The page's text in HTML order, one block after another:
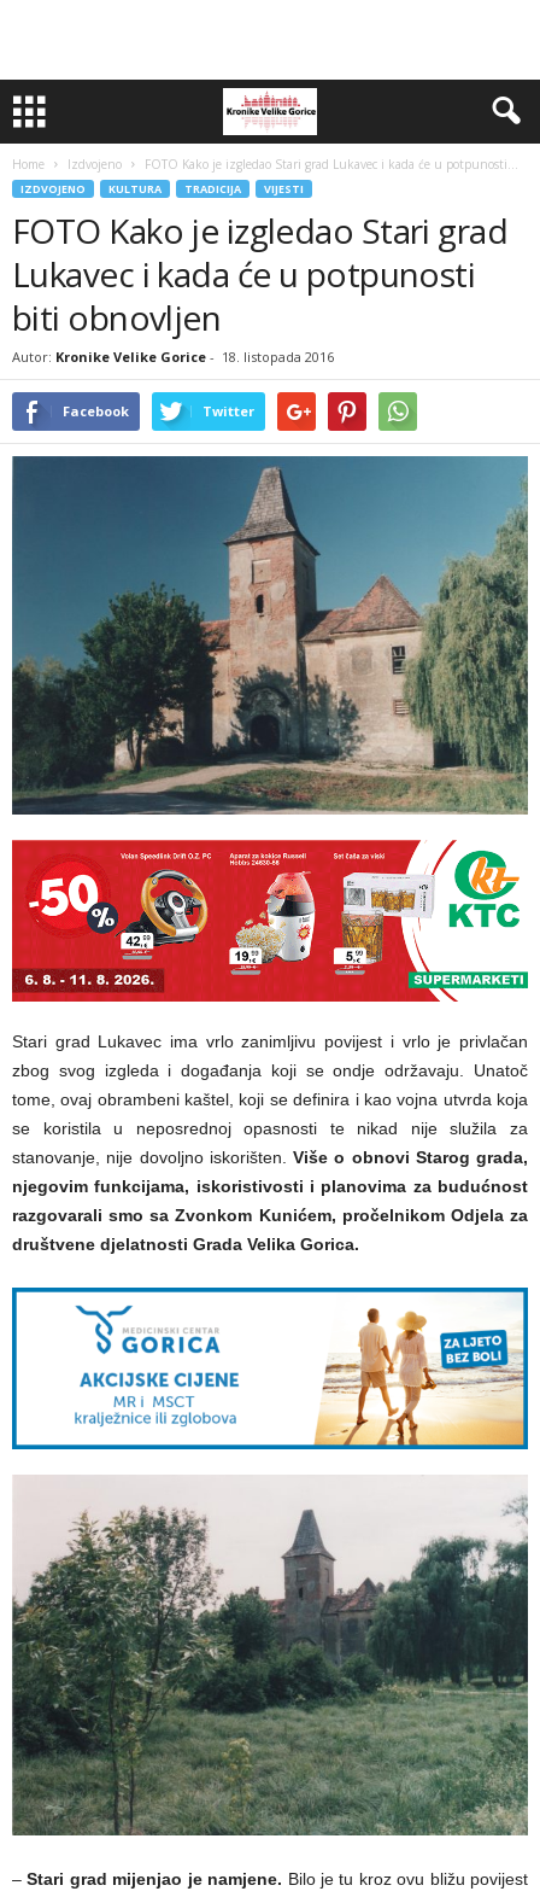
Home Izdvojeno FOTO Kako je izgledao Stari grad Lukavec i kada će u potpunosti...
IZDVOJENO KULTURA TRADICIJA VIJESTI
FOTO Kako je izgledao Stari grad
Lukavec i kada će u potpunosti
biti obnovljen
Autor: Kronike Velike Gorice - 18. listopada 2016
Facebook Twitter
Stari grad Lukavec ima vrlo zanimljivu povijest i vrlo je privlačan
zbog svog izgleda i događanja koji se ondje održavaju. Unatoč
tome, ovaj obrambeni kaštel, koji se definira i kao vojna utvrda koja
se koristila u neposrednoj opasnosti te nikad nije služila za
stanovanje, nije dovoljno iskorišten. Više o obnovi Starog grada,
njegovim funkcijama, iskoristivosti i planovima za budućnost
razgovarali smo sa Zvonkom Kunićem, pročelnikom Odjela za
društvene djelatnosti Grada Velika Gorica.
–Stari grad mijenjao je namjene. Bilo je tu kroz ovu bližu povijest